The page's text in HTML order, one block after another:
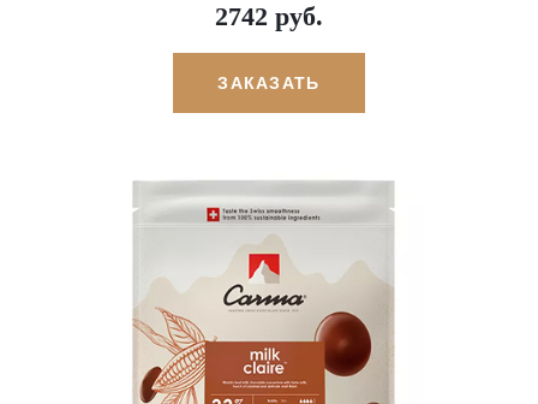
2742 руб.
ЗАКАЗАТЬ